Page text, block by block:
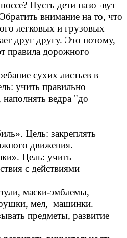
Пусть дети назо¬вут
внимание на то, что
легковых и грузовых
друг другу. Это потому,
правила дорожного
сухих листьев в
учить правильно
наполнять ведра "до
Цель: закреплять
движения.
Цель: учить
с действиями
маски-эмблемы,
мел, машинки.
предметы, развитие